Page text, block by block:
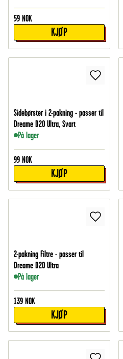
59 NOK
KJØP
Sidebørster i 2-pakning - passer til
Dreame D20 Ultra, Svart
På lager
99 NOK
KJØP
2-pakning Filtre - passer til
Dreame D20 Ultra
På lager
139 NOK
KJØP